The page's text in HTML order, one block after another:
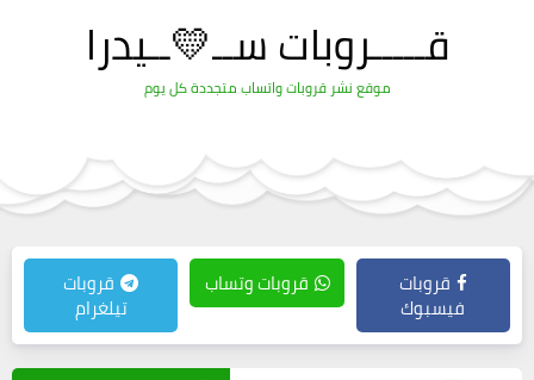
قـــــروبات ســ💛ــيدرا
موقع نشر قروبات واتساب متجددة كل يوم
قروبات
فيسبوك
قروبات وتساب قروبات
تيلغرام